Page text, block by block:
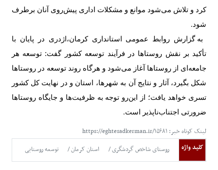
کرد و تلاش می‌شود موانع و مشکلات اداری پیش‌روی آنان برطرف
شود.
به گزارش روابط عمومی استانداری کرمان،اژدری در پایان با
تأکید بر نقش روستاها در فرآیند توسعه کشور گفت: توسعه هر
جامعه‌ای از روستاها آغاز می‌شود و هرگاه روند توسعه در روستاها
شکل بگیرد، آثار و نتایج آن به شهرها، استان و در نهایت کل کشور
تسری خواهد یافت؛ از این‌رو توجه به ظرفیت‌ها و جایگاه روستاها
ضرورتی اجتناب‌ناپذیر است.
لینک کوتاه خبر: https://eghtesadkerman.ir/۱۵۶۸۱
کلید واژه
روستای شاخص گردشگری استان کرمان توسعه روستایی